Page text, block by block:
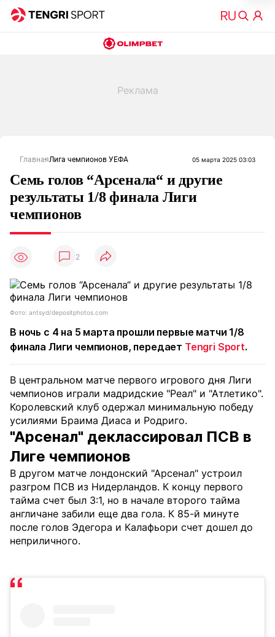
ГлавнаяЛига чемпионов УЕФА 05 марта 2025 03:03
Семь голов “Арсенала“ и другие
результаты 1/8 финала Лиги
чемпионов
2
Фото: antsyd/depositphotos.com
В ночь с 4 на 5 марта прошли первые матчи 1/8
финала Лиги чемпионов, передает Tengri Sport.
В центральном матче первого игрового дня Лиги
чемпионов играли мадридские "Реал" и "Атлетико".
Королевский клуб одержал минимальную победу
усилиями Браима Диаса и Родриго.
"Арсенал" деклассировал ПСВ в
Лиге чемпионов
В другом матче лондонский "Арсенал" устроил
разгром ПСВ из Нидерландов. К концу первого
тайма счет был 3:1, но в начале второго тайма
англичане забили еще два гола. К 85-й минуте
после голов Эдегора и Калафьори счет дошел до
неприличного.